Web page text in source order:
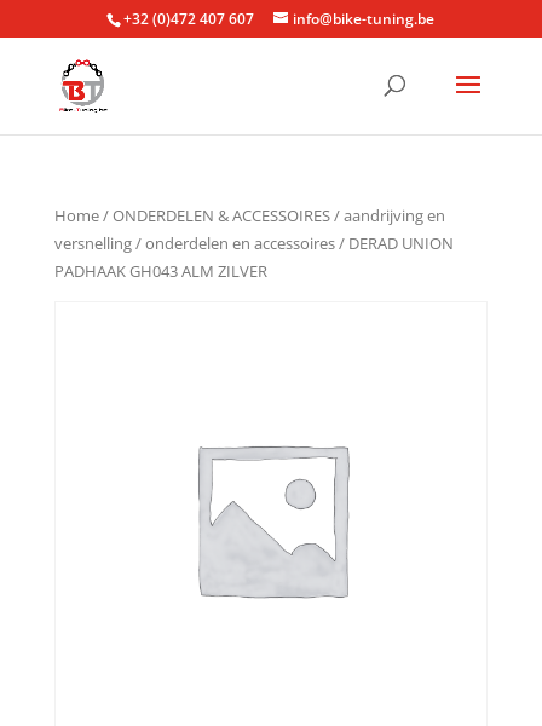
+32 (0)472 407 607 info@bike-tuning.be
Home/ONDERDELEN & ACCESSOIRES/aandrijving en
versnelling/onderdelen en accessoires/ DERAD UNION
PADHAAK GH043 ALM ZILVER